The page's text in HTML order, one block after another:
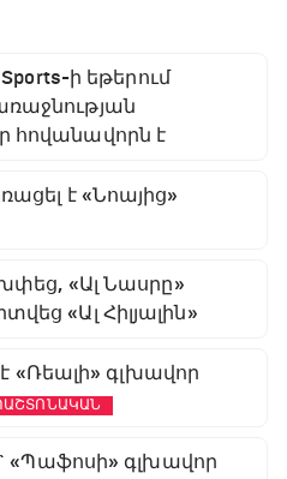
ի եթերում
հովանավորն է
է «Նոայից»
«Ալ Նասրը»
«Ալ Հիլյալին»
«Ռեալի» գլխավոր
«Պաֆոսի» գլխավոր